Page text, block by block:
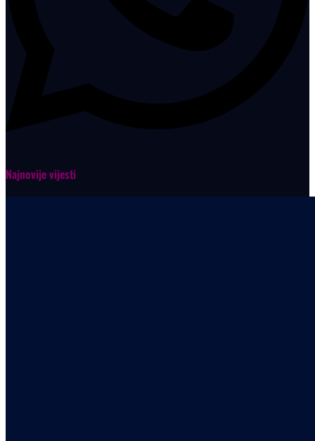
Najnovije vijesti